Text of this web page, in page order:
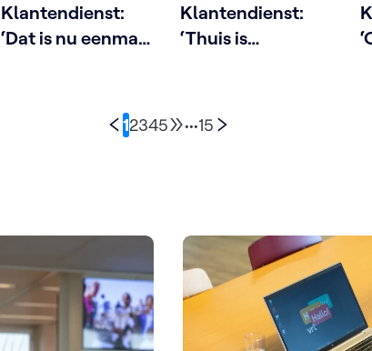
Klantendienst:
‘Dat is nu eenmaal
eens een gesprek
Klantendienst:
‘Thuis is
die klei roddelt
men graag’
12345 •••15